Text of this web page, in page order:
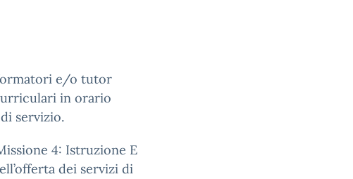
e/o tutor
in orario
servizio.
4: Istruzione E
dei servizi di